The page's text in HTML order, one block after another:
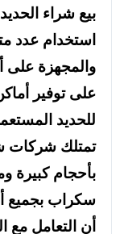
بيع شراء
استخدام عدد
والمجهزة
على توفير
للحديد
تمتلك شركات
بأحجام كبيرة
سكراب بجميع
أن التعامل